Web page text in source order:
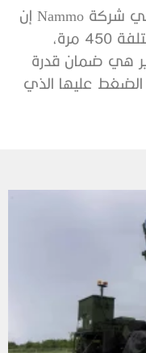
وقال مدير برنامج تطوير القذيفة في شركة Nammo إن
محرك القذيفة خضع لاختبارات مختلفة 450 مرة،
هي ضمان قدرة
عليها الذي